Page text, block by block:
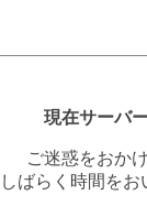
現在サーバ
ご迷惑をおか
しばらく時間を